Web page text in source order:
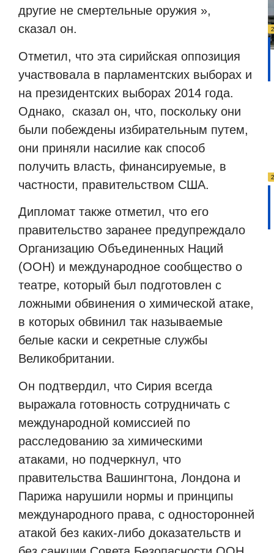
другие не смертельные оружия »,
сказал он.
Отметил, что эта сирийская оппозиция
участвовала в парламентских выборах и
на президентских выборах 2014 года.
Однако, сказал он, что, поскольку они
были побеждены избирательным путем,
они приняли насилие как способ
получить власть, финансируемые, в
частности, правительством США.
Дипломат также отметил, что его
правительство заранее предупреждало
Организацию Объединенных Наций
(ООН) и международное сообщество о
театре, который был подготовлен с
ложными обвинения о химической атаке,
в которых обвинил так называемые
белые каски и секретные службы
Великобритании.
Он подтвердил, что Сирия всегда
выражала готовность сотрудничать с
международной комиссией по
расследованию за химическими
атаками, но подчеркнул, что
правительства Вашингтона, Лондона и
Парижа нарушили нормы и принципы
международного права, с односторонней
атакой без каких-либо доказательств и